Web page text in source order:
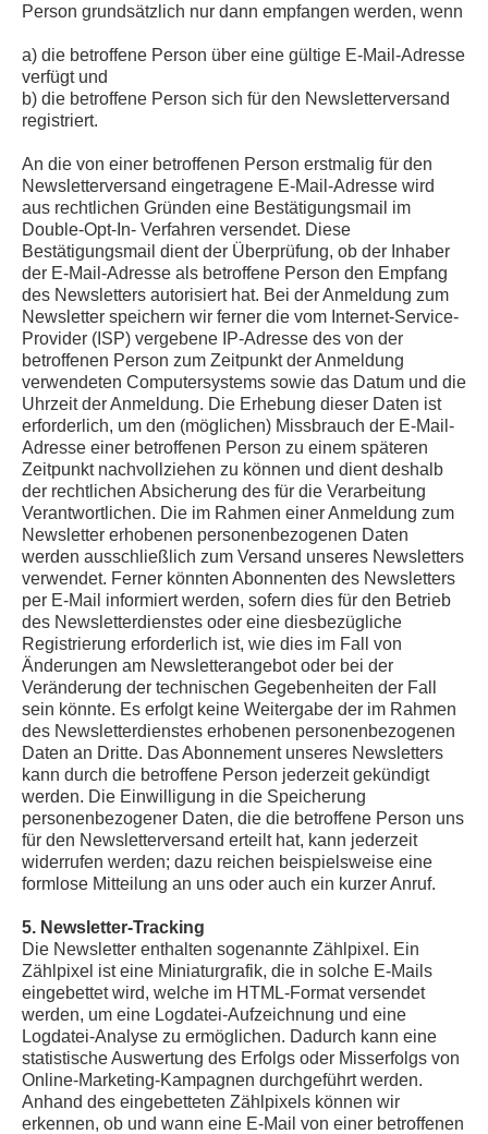
Person grundsätzlich nur dann empfangen werden, wenn
a) die betroffene Person über eine gültige E-Mail-Adresse
verfügt und
b) die betroffene Person sich für den Newsletterversand
registriert.
An die von einer betroffenen Person erstmalig für den
Newsletterversand eingetragene E-Mail-Adresse wird
aus rechtlichen Gründen eine Bestätigungsmail im
Double-Opt-In- Verfahren versendet. Diese
Bestätigungsmail dient der Überprüfung, ob der Inhaber
der E-Mail-Adresse als betroffene Person den Empfang
des Newsletters autorisiert hat. Bei der Anmeldung zum
Newsletter speichern wir ferner die vom Internet-Service-
Provider (ISP) vergebene IP-Adresse des von der
betroffenen Person zum Zeitpunkt der Anmeldung
verwendeten Computersystems sowie das Datum und die
Uhrzeit der Anmeldung. Die Erhebung dieser Daten ist
erforderlich, um den (möglichen) Missbrauch der E-Mail-
Adresse einer betroffenen Person zu einem späteren
Zeitpunkt nachvollziehen zu können und dient deshalb
der rechtlichen Absicherung des für die Verarbeitung
Verantwortlichen. Die im Rahmen einer Anmeldung zum
Newsletter erhobenen personenbezogenen Daten
werden ausschließlich zum Versand unseres Newsletters
verwendet. Ferner könnten Abonnenten des Newsletters
per E-Mail informiert werden, sofern dies für den Betrieb
des Newsletterdienstes oder eine diesbezügliche
Registrierung erforderlich ist, wie dies im Fall von
Änderungen am Newsletterangebot oder bei der
Veränderung der technischen Gegebenheiten der Fall
sein könnte. Es erfolgt keine Weitergabe der im Rahmen
des Newsletterdienstes erhobenen personenbezogenen
Daten an Dritte. Das Abonnement unseres Newsletters
kann durch die betroffene Person jederzeit gekündigt
werden. Die Einwilligung in die Speicherung
personenbezogener Daten, die die betroffene Person uns
für den Newsletterversand erteilt hat, kann jederzeit
widerrufen werden; dazu reichen beispielsweise eine
formlose Mitteilung an uns oder auch ein kurzer Anruf.
5. Newsletter-Tracking
Die Newsletter enthalten sogenannte Zählpixel. Ein
Zählpixel ist eine Miniaturgrafik, die in solche E-Mails
eingebettet wird, welche im HTML-Format versendet
werden, um eine Logdatei-Aufzeichnung und eine
Logdatei-Analyse zu ermöglichen. Dadurch kann eine
statistische Auswertung des Erfolgs oder Misserfolgs von
Online-Marketing-Kampagnen durchgeführt werden.
Anhand des eingebetteten Zählpixels können wir
erkennen, ob und wann eine E-Mail von einer betroffenen